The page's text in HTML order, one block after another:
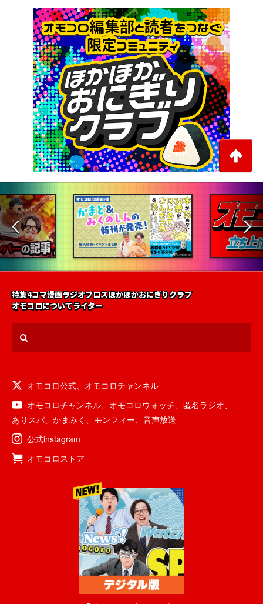
特集4コマ漫画ラジオブロスほかほかおにぎりクラブ
オモコロについてライター
オモコロ公式
オモコロチャンネル
オモコロチャンネル
オモコロウォッチ 匿名ラジオ
ありスパ
かまみく モンフィー
音声放送
公式instagram
オモコロストア